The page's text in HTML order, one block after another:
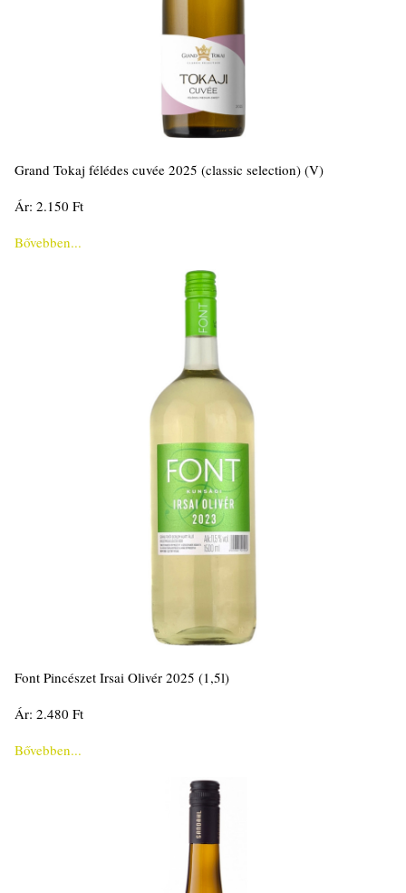
Grand Tokaj félédes cuvée 2025 (classic selection) (V)
Ár: 2.150 Ft
Bővebben...
Font Pincészet Irsai Olivér 2025 (1,5l)
Ár: 2.480 Ft
Bővebben...